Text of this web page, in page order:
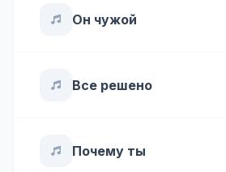
Он чужой
Все решено
Почему ты